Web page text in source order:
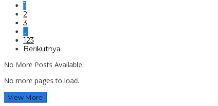
1
2
3
…
123
Berikutnya
No More Posts Available.
No more pages to load.
View More